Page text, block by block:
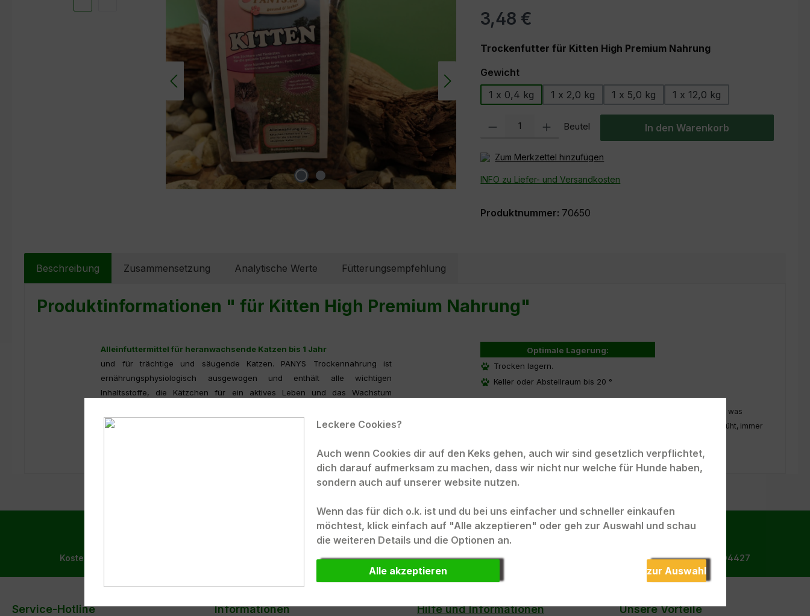
3,48 €
Trockenfutter für Kitten High Premium Nahrung
Gewichtauswählen
1 x 0,4 kg
1 x 2,0 kg 1 x 5,0 kg 1 x 12,0 kg
Produkt Anzahl: Gib den gewünschten Wert ein oder benutze die Schaltflächen
Beutel In den Warenkorb
Zum Merkzettel hinzufügen
INFO zu Liefer- und Versandkosten
Produktnummer: 70650
Beschreibung Zusammensetzung Analytische Werte Fütterungsempfehlung
Produktinformationen " für Kitten High Premium Nahrung"
Alleinfuttermittel für heranwachsende Katzen bis 1 Jahr
und für trächtige und säugende Katzen. PANYS Trockennahrung ist
ernährungsphysiologisch ausgewogen und enthält alle wichtigen
Inhaltsstoffe, die Kätzchen für ein aktives Leben und das Wachstum
Optimale Lagerung:
Trocken lagern.
Keller oder Abstellraum bis 20 °
Die Form und Größe der Kroketten kann leider schon einmal variieren, was
allerdings auf die Qualität keinen Einfluss hat. Wir sind allerdings bemüht, immer
Kostenloser Versand ab 99,- € in DE, AT und BENELUX. Kunden-Login Bestellhotline:Tel.: +49 172 9904427
Service-Hotline Informationen Hilfe und Informationen Unsere Vorteile
Leckere Cookies?
Auch wenn Cookies dir auf den Keks gehen, auch wir sind gesetzlich verpflichtet,
dich darauf aufmerksam zu machen, dass wir nicht nur welche für Hunde haben,
sondern auch auf unserer website nutzen.
Wenn das für dich o.k. ist und du bei uns einfacher und schneller einkaufen
möchtest, klick einfach auf "Alle akzeptieren" oder geh zur Auswahl und schau
die weiteren Details und die Optionen an.
Alle akzeptieren zur Auswahl